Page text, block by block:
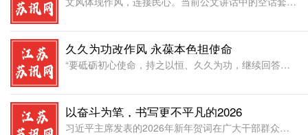
久久为功改作风 永葆本色担使命
“要砥砺初心使命，持之以恒、久久为功，继续回答好延安‘窑洞之问’，书写无愧于人民的时代答卷。”习近平主席在二〇二六年新年贺词中的郑重嘱托，饱含着对历史规律的深刻洞察，更传递着全面从严治党的坚定决心。作
以奋斗为笔，书写更不平凡的2026
习近平主席发表的2026年新年贺词在广大干部群众中引发热烈反响。大家表示，团结就是力量，奋斗开创未来，将努力成为新时代的奋斗者，开辟中国式现代化更加广阔的前景。(2026年1月2日 央视新闻)我们靠团